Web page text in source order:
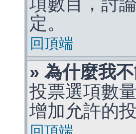
項數目，討
定。
回頂端
» 為什麼我
投票選項數
增加允許的